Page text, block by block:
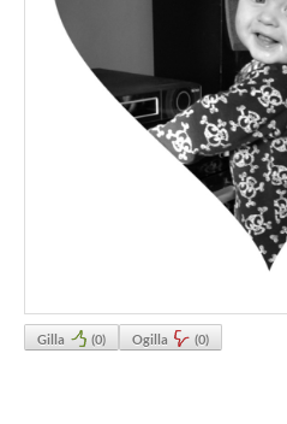
Gilla (0) Ogilla (0)